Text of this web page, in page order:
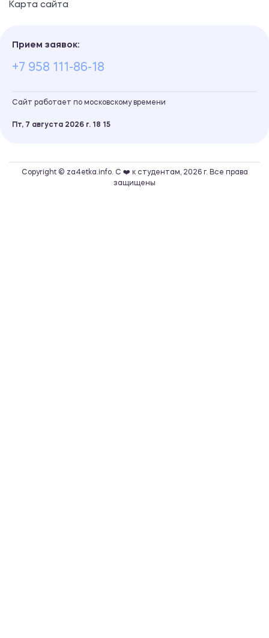
Карта сайта
Прием заявок:
+7 958 111-86-18
Сайт работает по московскому времени
Пт, 7 августа 2026 г. 18 15
Copyright © za4etka.info. С ❤️ к студентам, 2026 г. Все права
защищены